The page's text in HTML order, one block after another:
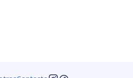
entonces glándulas
del cuerpo son